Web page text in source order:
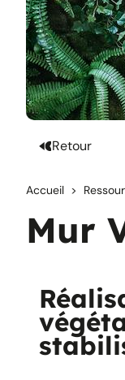
Retour
Accueil
Mur